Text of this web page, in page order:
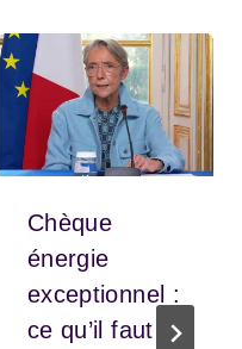
Chèque
énergie
exceptionnel :
ce qu’il faut